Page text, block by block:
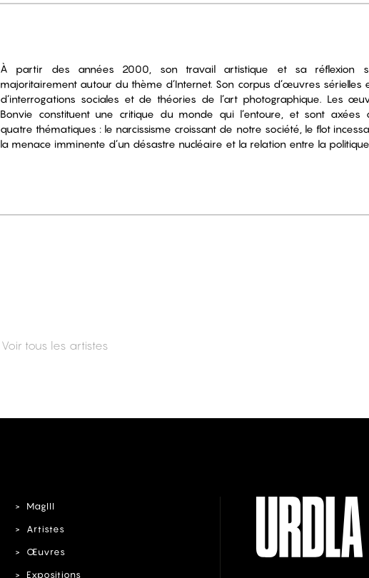
À partir des années 2000, son travail artistique et sa réflexion
majoritairement autour du thème d’Internet. Son corpus d’œuvres sérielles
d’interrogations sociales et de théories de l’art photographique. Les
Bonvie constituent une critique du monde qui l’entoure, et sont axées
quatre thématiques : le narcissisme croissant de notre société, le flot
la menace imminente d’un désastre nucléaire et la relation entre la
Voir tous les artistes
MagIII
Artistes
Œuvres
Expositions